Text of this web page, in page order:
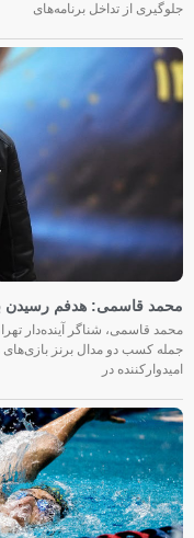
جلوگیری از تداخل برنامه‌های
محمد قاسمی: هدفم رسیدن به فینال ۴۰۰ متر بازی‌های
محمد قاسمی، شناگر آینده‌دار
جمله کسب دو مدال برنز
امیدوارکننده در